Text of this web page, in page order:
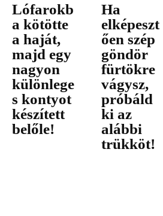
Lófarokb
a kötötte
a haját,
majd egy
nagyon
különlege
s kontyot
készített
belőle!
Ha
elképeszt
ően szép
göndör
fürtökre
vágysz,
próbáld
ki az
alábbi
trükköt!